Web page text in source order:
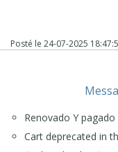
Ahi es donde puedes
la pagina que tienes
todo el sitio.
Posté le 24-07-2025
Renovado Y
Cart deprecated in